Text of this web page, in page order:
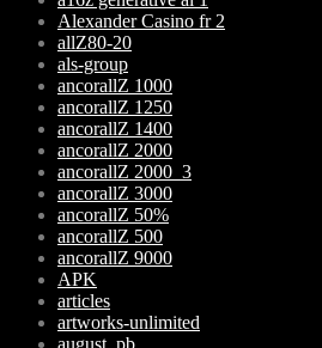
Alexander Casino fr 2
allZ80-20
als-group
ancorallZ 1000
ancorallZ 1250
ancorallZ 1400
ancorallZ 2000
ancorallZ 2000_3
ancorallZ 3000
ancorallZ 50%
ancorallZ 500
ancorallZ 9000
APK
articles
artworks-unlimited